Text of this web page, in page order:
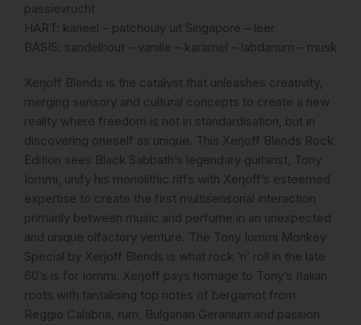
passievrucht
HART: kaneel – patchouly uit Singapore – leer
BASIS: sandelhout – vanille – karamel – labdanum – musk
Xerjoff Blends is the catalyst that unleashes creativity,
merging sensory and cultural concepts to create a new
reality where freedom is not in standardisation, but in
discovering oneself as unique. This Xerjoff Blends Rock
Edition sees Black Sabbath’s legendary guitarist, Tony
Iommi, unify his monolithic riffs with Xerjoff’s esteemed
expertise to create the first multisensorial interaction
primarily between music and perfume in an unexpected
and unique olfactory venture. The Tony Iommi Monkey
Special by Xerjoff Blends is what rock ‘n’ roll in the late
60’s is for Iommi. Xerjoff pays homage to Tony’s Italian
roots with tantalising top notes of bergamot from
Reggio Calabria, rum, Bulgarian Geranium and passion